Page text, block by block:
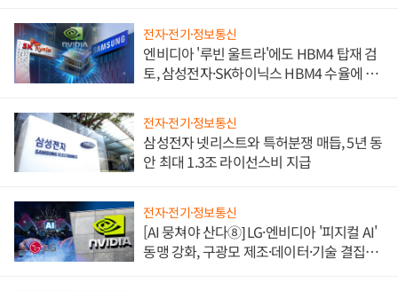
전자·전기·정보통신
엔비디아 '루빈 울트라'에도 HBM4 탑재 검
토, 삼성전자·SK하이닉스 HBM4 수율에 주
전자·전기·정보통신
삼성전자 넷리스트와 특허분쟁 매듭, 5년 동
안 최대 1.3조 라이선스비 지급
전자·전기·정보통신
[AI 뭉쳐야 산다⑧] LG·엔비디아 '피지컬 AI'
동맹 강화, 구광모 제조·데이터·기술 결집